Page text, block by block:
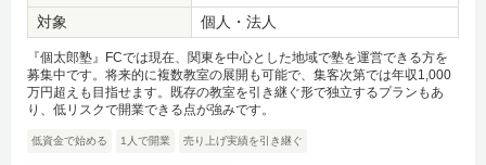
対象 個人・法人
『個太郎塾』FCでは現在、関東を中心とした地域で塾を運営できる方を
募集中です。将来的に複数教室の展開も可能で、集客次第では年収1,000
万円超えも目指せます。既存の教室を引き継ぐ形で独立するプランもあ
り、低リスクで開業できる点が強みです。
低資金で始める 1人で開業 売り上げ実績を引き継ぐ